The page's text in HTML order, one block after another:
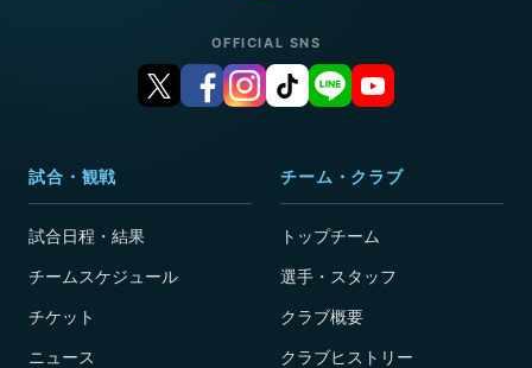
OFFICIAL SNS
試合・観戦
試合日程・結果
チームスケジュール
チケット
ニュース
チーム・クラブ
トップチーム
選手・スタッフ
クラブ概要
クラブヒストリー